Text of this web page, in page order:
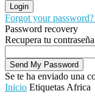
Forgot your
Password recovery
Recupera tu contraseña
Se te ha enviado una
Inicio Etiquetas Africa